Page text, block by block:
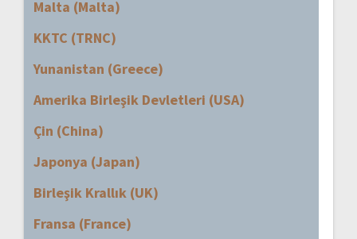
Malta (Malta)
KKTC (TRNC)
Yunanistan (Greece)
Amerika Birleşik Devletleri (USA)
Çin (China)
Japonya (Japan)
Birleşik Krallık (UK)
Fransa (France)